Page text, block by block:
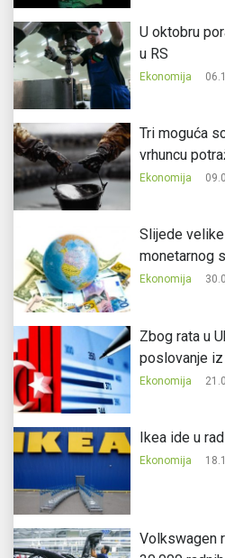
U oktobru
u RS
Ekonomija
Tri moguća
vrhuncu
Ekonomija
Slijede
monetarnog
Ekonomija
Zbog rata u
poslovanje iz
Ekonomija
Ikea ide u
Ekonomija
Volkswagen